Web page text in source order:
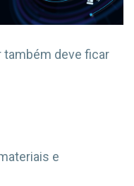
também deve ficar
e